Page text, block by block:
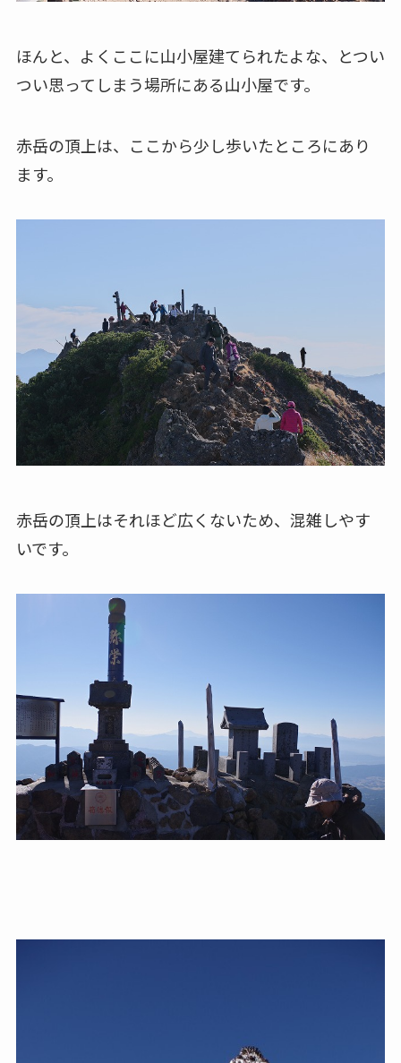
ほんと、よくここに山小屋建てられたよな、とつい
つい思ってしまう場所にある山小屋です。
赤岳の頂上は、ここから少し歩いたところにあり
ます。
赤岳の頂上はそれほど広くないため、混雑しやす
いです。